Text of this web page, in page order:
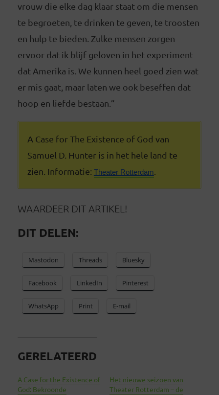
vrouw die elke dag klaar staat om die mensen
te begroeten, te drinken te geven, te troosten
en hulp te bieden. Zulke mensen zorgen
ervoor dat ik blijf geloven in het experiment
dat Amerika is. We kunnen heel goed zien wat
er mis gaat, maar laten we ook beseffen dat
hoop en liefde bestaan.”
A Case for The Existence of God van
Samuel D. Hunter is in het hele land te
zien. Informatie: Theater Rotterdam.
WAARDEER DIT ARTIKEL!
DIT DELEN:
Mastodon Threads Bluesky
Facebook LinkedIn Pinterest
WhatsApp Print E-mail
GERELATEERD
A Case for the Existence of
God: Bekroonde
Het nieuwe seizoen van
Theater Rotterdam – de